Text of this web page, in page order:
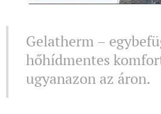
Gelatherm –
hőhídmentes
ugyanazon az áron.